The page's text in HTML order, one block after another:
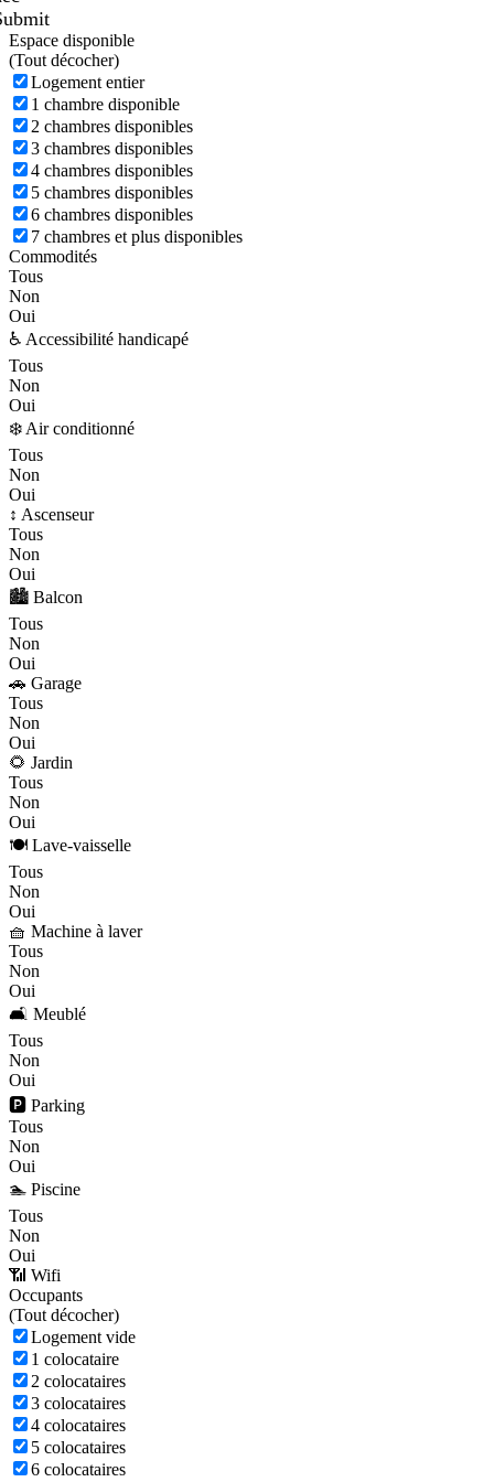
Espace disponible
(Tout décocher)
Logement entier
1 chambre disponible
2 chambres disponibles
3 chambres disponibles
4 chambres disponibles
5 chambres disponibles
6 chambres disponibles
7 chambres et plus disponibles
Commodités
Tous
Non
Oui
♿ Accessibilité handicapé
Tous
Non
Oui
❄️ Air conditionné
Tous
Non
Oui
↕️ Ascenseur
Tous
Non
Oui
🏙️ Balcon
Tous
Non
Oui
🚗 Garage
Tous
Non
Oui
🌻 Jardin
Tous
Non
Oui
🍽️ Lave-vaisselle
Tous
Non
Oui
🧺 Machine à laver
Tous
Non
Oui
🛋️ Meublé
Tous
Non
Oui
🅿️ Parking
Tous
Non
Oui
🏊 Piscine
Tous
Non
Oui
📶 Wifi
Occupants
(Tout décocher)
Logement vide
1 colocataire
2 colocataires
3 colocataires
4 colocataires
5 colocataires
6 colocataires